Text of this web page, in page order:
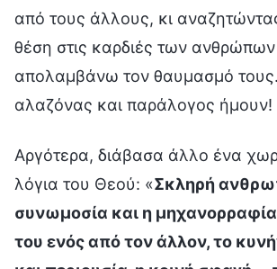
από τους άλλους, κι
θέση στις καρδιές των ανθρώπων
απολαμβάνω τον θαυμασμό
αλαζόνας και παράλογος ήμουν!
Αργότερα, διάβασα άλλο ένα
λόγια του Θεού: «Σκληρή
συνωμοσία και η
του ενός από τον άλλον, το